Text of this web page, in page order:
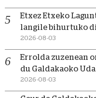
Etxez Etxeko
langile bihurtuko
2026-08-03
Errolda zuzenean
du Galdakaoko
2026-08-03